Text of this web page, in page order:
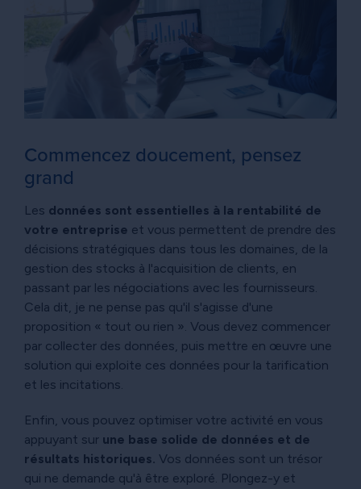
Commencez doucement, pensez
grand
Les données sont essentielles à la rentabilité de
votre entreprise et vous permettent de prendre des
décisions stratégiques dans tous les domaines, de la
gestion des stocks à l'acquisition de clients, en
passant par les négociations avec les fournisseurs.
Cela dit, je ne pense pas qu'il s'agisse d'une
proposition « tout ou rien ». Vous devez commencer
par collecter des données, puis mettre en œuvre une
solution qui exploite ces données pour la tarification
et les incitations.
Enfin, vous pouvez optimiser votre activité en vous
appuyant sur une base solide de données et de
résultats historiques. Vos données sont un trésor
qui ne demande qu'à être exploré. Plongez-y et